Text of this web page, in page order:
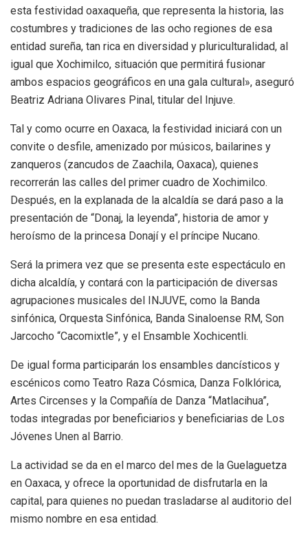
esta festividad oaxaqueña, que representa la historia, las
costumbres y tradiciones de las ocho regiones de esa
entidad sureña, tan rica en diversidad y pluriculturalidad, al
igual que Xochimilco, situación que permitirá fusionar
ambos espacios geográficos en una gala cultural», aseguró
Beatriz Adriana Olivares Pinal, titular del Injuve.
Tal y como ocurre en Oaxaca, la festividad iniciará con un
convite o desfile, amenizado por músicos, bailarines y
zanqueros (zancudos de Zaachila, Oaxaca), quienes
recorrerán las calles del primer cuadro de Xochimilco.
Después, en la explanada de la alcaldía se dará paso a la
presentación de “Donaj, la leyenda”, historia de amor y
heroísmo de la princesa Donají y el príncipe Nucano.
Será la primera vez que se presenta este espectáculo en
dicha alcaldía, y contará con la participación de diversas
agrupaciones musicales del INJUVE, como la Banda
sinfónica, Orquesta Sinfónica, Banda Sinaloense RM, Son
Jarcocho “Cacomixtle”, y el Ensamble Xochicentli.
De igual forma participarán los ensambles dancísticos y
escénicos como Teatro Raza Cósmica, Danza Folklórica,
Artes Circenses y la Compañía de Danza “Matlacihua”,
todas integradas por beneficiarios y beneficiarias de Los
Jóvenes Unen al Barrio.
La actividad se da en el marco del mes de la Guelaguetza
en Oaxaca, y ofrece la oportunidad de disfrutarla en la
capital, para quienes no puedan trasladarse al auditorio del
mismo nombre en esa entidad.